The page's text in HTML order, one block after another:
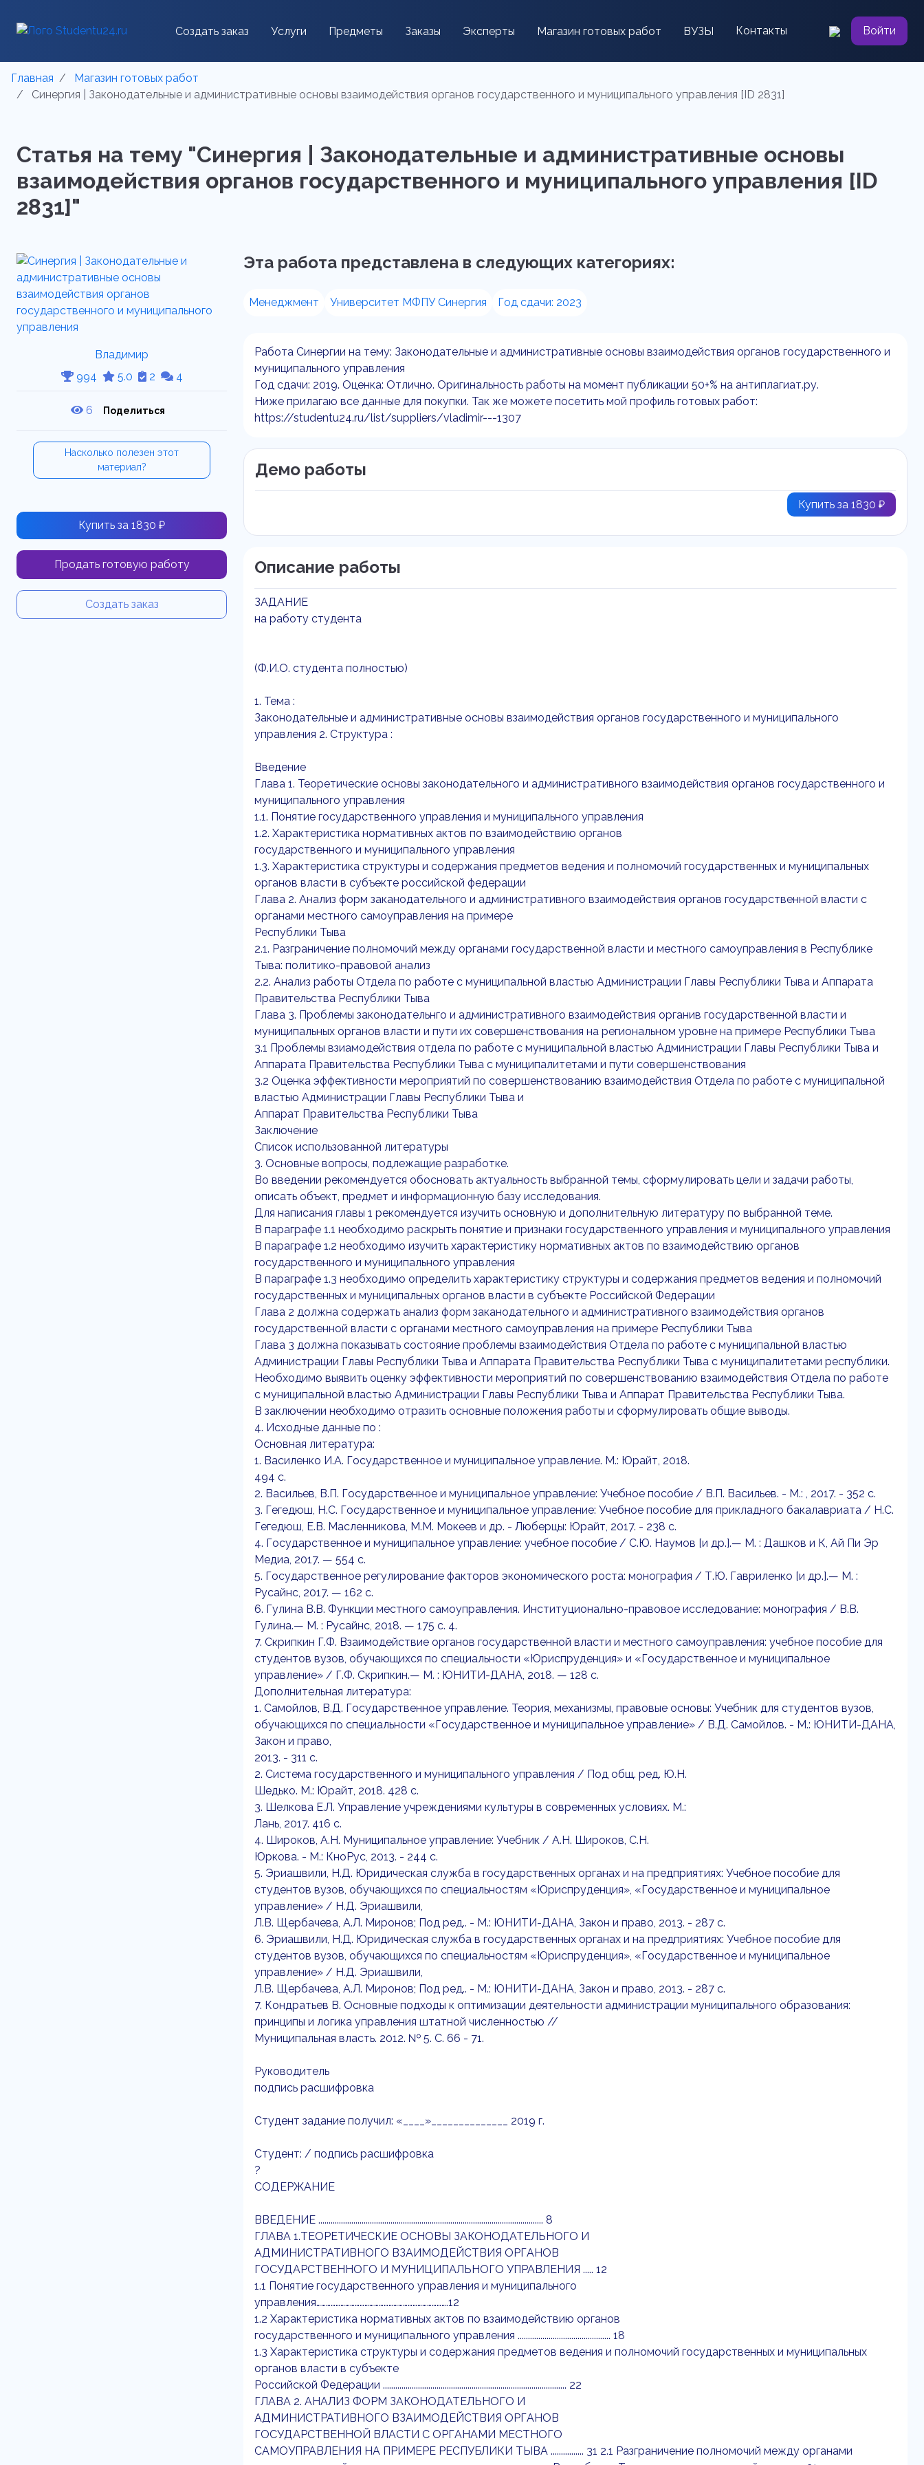
Создать заказ Услуги Предметы Заказы Эксперты Магазин готовых работ ВУЗЫ Контакты Войти
Главная
Магазин готовых работ
Синергия | Законодательные и административные основы взаимодействия органов государственного и муниципального управления [ID 2831]
Статья на тему "Синергия | Законодательные и административные основы
взаимодействия органов государственного и муниципального управления [ID
2831]"
Владимир
994
5.0 2 4
6 Поделиться
Насколько полезен этот
материал?
Купить за 1830 ₽
Продать готовую работу
Создать заказ
Эта работа представлена в следующих категориях:
Менеджмент Университет МФПУ Синергия Год сдачи: 2023
Работа Синергии на тему: Законодательные и административные основы взаимодействия органов государственного и
муниципального управления
Год сдачи: 2019. Оценка: Отлично. Оригинальность работы на момент публикации 50+% на антиплагиат.ру.
Ниже прилагаю все данные для покупки. Так же можете посетить мой профиль готовых работ:
https://studentu24.ru/list/suppliers/vladimir---1307
Демо работы
Купить за 1830 ₽
Описание работы
ЗАДАНИЕ
на работу студента
(Ф.И.О. студента полностью)
1. Тема :
Законодательные и административные основы взаимодействия органов государственного и муниципального
управления 2. Структура :
Введение
Глава 1. Теоретические основы законодательного и административного взаимодействия органов государственного и
муниципального управления
1.1. Понятие государственного управления и муниципального управления
1.2. Характеристика нормативных актов по взаимодействию органов
государственного и муниципального управления
1.3. Характеристика структуры и содержания предметов ведения и полномочий государственных и муниципальных
органов власти в субъекте российской федерации
Глава 2. Анализ форм заканодательного и административного взаимодействия органов государственной власти с
органами местного самоуправления на примере
Республики Тыва
2.1. Разграничение полномочий между органами государственной власти и местного самоуправления в Республике
Тыва: политико-правовой анализ
2.2. Анализ работы Отдела по работе с муниципальной властью Администрации Главы Республики Тыва и Аппарата
Правительства Республики Тыва
Глава 3. Проблемы законодательнго и административного взаимодействия органив государственной власти и
муниципальных органов власти и пути их совершенствования на региональном уровне на примере Республики Тыва
3.1 Проблемы взиамодействия отдела по работе с муниципальной властью Администрации Главы Республики Тыва и
Аппарата Правительства Республики Тыва с муниципалитетами и пути совершенствования
3.2 Оценка эффективности мероприятий по совершенствованию взаимодействия Отдела по работе с муниципальной
властью Администрации Главы Республики Тыва и
Аппарат Правительства Республики Тыва
Заключение
Список использованной литературы
3. Основные вопросы, подлежащие разработке.
Во введении рекомендуется обосновать актуальность выбранной темы, сформулировать цели и задачи работы,
описать объект, предмет и информационную базу исследования.
Для написания главы 1 рекомендуется изучить основную и дополнительную литературу по выбранной теме.
В параграфе 1.1 необходимо раскрыть понятие и признаки государственного управления и муниципального управления
В параграфе 1.2 необходимо изучить характеристику нормативных актов по взаимодействию органов
государственного и муниципального управления
В параграфе 1.3 необходимо определить характеристику структуры и содержания предметов ведения и полномочий
государственных и муниципальных органов власти в субъекте Российской Федерации
Глава 2 должна содержать анализ форм заканодательного и административного взаимодействия органов
государственной власти с органами местного самоуправления на примере Республики Тыва
Глава 3 должна показывать состояние проблемы взаимодействия Отдела по работе с муниципальной властью
Администрации Главы Республики Тыва и Аппарата Правительства Республики Тыва с муниципалитетами республики.
Необходимо выявить оценку эффективности мероприятий по совершенствованию взаимодействия Отдела по работе
с муниципальной властью Администрации Главы Республики Тыва и Аппарат Правительства Республики Тыва.
В заключении необходимо отразить основные положения работы и сформулировать общие выводы.
4. Исходные данные по :
Основная литература:
1. Василенко И.А. Государственное и муниципальное управление. М.: Юрайт, 2018.
494 с.
2. Васильев, В.П. Государственное и муниципальное управление: Учебное пособие / В.П. Васильев. - М.: , 2017. - 352 c.
3. Гегедюш, Н.С. Государственное и муниципальное управление: Учебное пособие для прикладного бакалавриата / Н.С.
Гегедюш, Е.В. Масленникова, М.М. Мокеев и др. - Люберцы: Юрайт, 2017. - 238 c.
4. Государственное и муниципальное управление: учебное пособие / С.Ю. Наумов [и др.].— М. : Дашков и К, Ай Пи Эр
Медиа, 2017. — 554 c.
5. Государственное регулирование факторов экономического роста: монография / Т.Ю. Гавриленко [и др.].— М. :
Русайнс, 2017. — 162 c.
6. Гулина В.В. Функции местного самоуправления. Институционально-правовое исследование: монография / В.В.
Гулина.— М. : Русайнс, 2018. — 175 c. 4.
7. Скрипкин Г.Ф. Взаимодействие органов государственной власти и местного самоуправления: учебное пособие для
студентов вузов, обучающихся по специальности «Юриспруденция» и «Государственное и муниципальное
управление» / Г.Ф. Скрипкин.— М. : ЮНИТИ-ДАНА, 2018. — 128 c.
Дополнительная литература:
1. Самойлов, В.Д. Государственное управление. Теория, механизмы, правовые основы: Учебник для студентов вузов,
обучающихся по специальности «Государственное и муниципальное управление» / В.Д. Самойлов. - М.: ЮНИТИ-ДАНА,
Закон и право,
2013. - 311 c.
2. Система государственного и муниципального управления / Под общ. ред. Ю.Н.
Шедько. М.: Юрайт, 2018. 428 с.
3. Шелкова Е.Л. Управление учреждениями культуры в современных условиях. М.:
Лань, 2017. 416 с.
4. Широков, А.Н. Муниципальное управление: Учебник / А.Н. Широков, С.Н.
Юркова. - М.: КноРус, 2013. - 244 c.
5. Эриашвили, Н.Д. Юридическая служба в государственных органах и на предприятиях: Учебное пособие для
студентов вузов, обучающихся по специальностям «Юриспруденция», «Государственное и муниципальное
управление» / Н.Д. Эриашвили,
Л.В. Щербачева, А.Л. Миронов; Под ред.. - М.: ЮНИТИ-ДАНА, Закон и право, 2013. - 287 c.
6. Эриашвили, Н.Д. Юридическая служба в государственных органах и на предприятиях: Учебное пособие для
студентов вузов, обучающихся по специальностям «Юриспруденция», «Государственное и муниципальное
управление» / Н.Д. Эриашвили,
Л.В. Щербачева, А.Л. Миронов; Под ред.. - М.: ЮНИТИ-ДАНА, Закон и право, 2013. - 287 c.
7. Кондратьев В. Основные подходы к оптимизации деятельности администрации муниципального образования:
принципы и логика управления штатной численностью //
Муниципальная власть. 2012. № 5. С. 66 - 71.
Руководитель
подпись расшифровка
Студент задание получил: «____»______________ 2019 г.
Студент: / подпись расшифровка
?
СОДЕРЖАНИЕ
ВВЕДЕНИЕ ............................................................................................................. 8
ГЛАВА 1.ТЕОРЕТИЧЕСКИЕ ОСНОВЫ ЗАКОНОДАТЕЛЬНОГО И
АДМИНИСТРАТИВНОГО ВЗАИМОДЕЙСТВИЯ ОРГАНОВ
ГОСУДАРСТВЕННОГО И МУНИЦИПАЛЬНОГО УПРАВЛЕНИЯ ..... 12
1.1 Понятие государственного управления и муниципального
управления……………………………………………………………………….12
1.2 Характеристика нормативных актов по взаимодействию органов
государственного и муниципального управления ............................................. 18
1.3 Характеристика структуры и содержания предметов ведения и полномочий государственных и муниципальных
органов власти в субъекте
Российской Федерации ......................................................................................... 22
ГЛАВА 2. АНАЛИЗ ФОРМ ЗАКОНОДАТЕЛЬНОГО И
АДМИНИСТРАТИВНОГО ВЗАИМОДЕЙСТВИЯ ОРГАНОВ
ГОСУДАРСТВЕННОЙ ВЛАСТИ С ОРГАНАМИ МЕСТНОГО
САМОУПРАВЛЕНИЯ НА ПРИМЕРЕ РЕСПУБЛИКИ ТЫВА ................ 31 2.1 Разграничение полномочий между органами